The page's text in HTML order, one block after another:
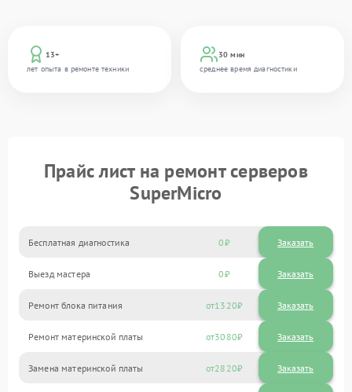
13+
лет опыта в ремонте техники
30 мин
среднее время диагностики
Прайс лист на ремонт серверов
SuperMicro
Бесплатная диагностика 0 Заказать
Выезд мастера 0 Заказать
Ремонт блока питания 1320
Ремонт материнской платы 3080
Замена материнской платы 2820